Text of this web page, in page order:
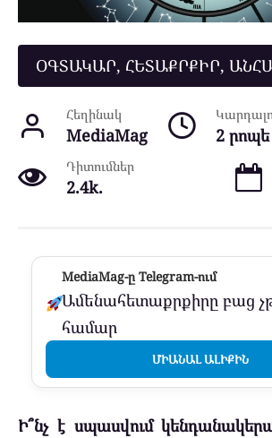
ՕԳՏԱԿԱՐ, ՀԵՏԱՔՐՔԻՐ,
Հեղինակ
MediaMag 2 րոպե
Դիտումներ
2.4k.
MediaMag-ը Telegram-ում
Ամենահետաքրքիրը բաց
համար
ՄԻԱՆԱԼ ԱԼԻՔԻՆ
Ի՞նչ է սպասվում